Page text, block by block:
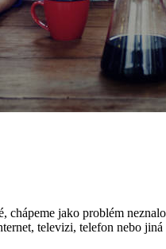
chápeme jako problém
televizi, telefon nebo